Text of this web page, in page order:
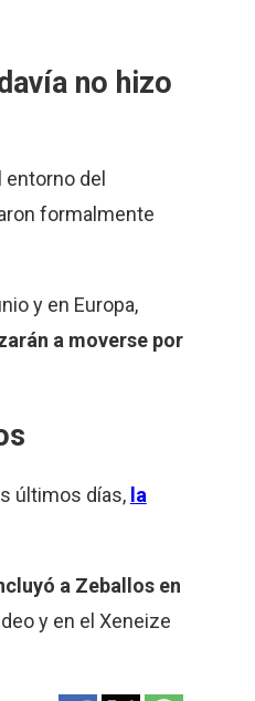
no hizo
entorno del
formalmente
y en Europa,
a moverse por
últimos días, la
a Zeballos en
y en el Xeneize